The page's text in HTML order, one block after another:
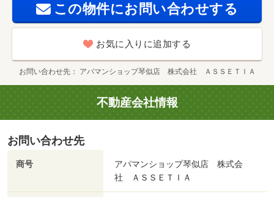
この物件にお問い合わせする
お気に入りに追加する
お問い合わせ先 アパマンショップ琴似店 株式会社 ＡＳＳＥＴＩＡ
不動産会社情報
お問い合わせ先
商号
アパマンショップ琴似店 株式会
社 ＡＳＳＥＴＩＡ